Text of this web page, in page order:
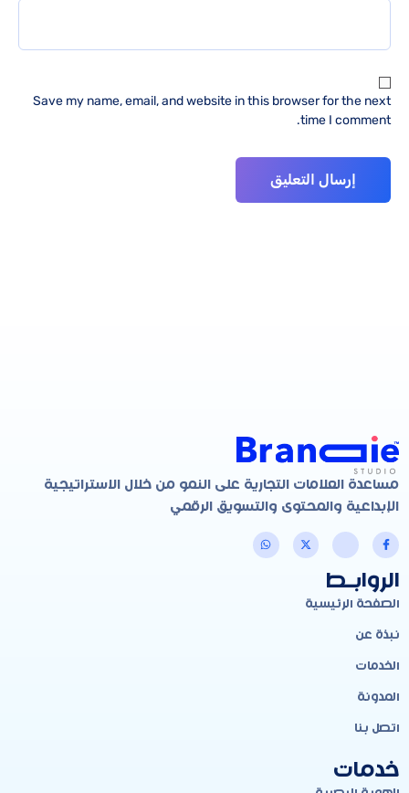
Save my name, email, and website in this browser for the next
time I comment.
مساعدة العلامات التجارية على النمو من خلال الاستراتيجية
الإبداعية والمحتوى والتسويق الرقمي
الروابـط
الصفحة الرئيسية
نبذة عن
الخدمات
المدونة
اتصل بنا
خدمات